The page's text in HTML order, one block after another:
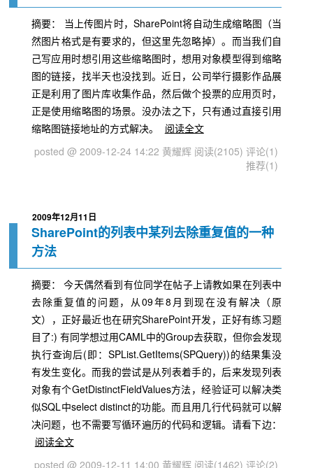
摘要： 当上传图片时，SharePoint将自动生成缩略图（当
然图片格式是有要求的，但这里先忽略掉）。而当我们自
己写应用时想引用这些缩略图时，想用对象模型得到缩略
图的链接，找半天也没找到。近日，公司举行摄影作品展
正是利用了图片库收集作品，然后做个投票的应用页时，
正是使用缩略图的场景。没办法之下，只有通过直接引用
缩略图链接地址的方式解决。
阅读全文
posted @ 2009-12-24 14:22 黄耀辉 阅读(2105) 评论(1)
推荐(1)
2009年12月11日
SharePoint的列表中某列去除重复值的一种
方法
摘要： 今天偶然看到有位同学在帖子上请教如果在列表中
去除重复值的问题，从09年8月到现在没有解决（原
文），正好最近也在研究SharePoint开发，正好有练习题
目了:) 有同学想过用CAML中的Group去获取，但你会发现
执行查询后(即：SPList.GetItems(SPQuery))的结果集没
有发生变化。而我的尝试是从列表着手的，后来发现列表
对象有个GetDistinctFieldValues方法，经验证可以解决类
似SQL中select distinct的功能。而且用几行代码就可以解
决问题，也不需要写循环遍历的代码和逻辑。请看下边：
阅读全文
posted @ 2009-12-11 14:00 黄耀辉 阅读(1462) 评论(2)